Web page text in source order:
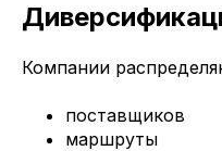
Компании
поставщиков
маршруты